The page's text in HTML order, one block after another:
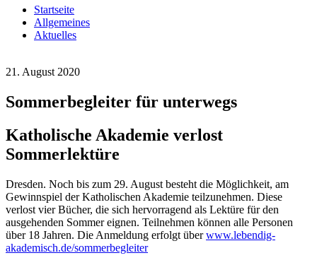
Startseite
Allgemeines
Aktuelles
21. August 2020
Sommerbegleiter für unterwegs
Katholische Akademie verlost
Sommerlektüre
Dresden. Noch bis zum 29. August besteht die Möglichkeit, am
Gewinnspiel der Katholischen Akademie teilzunehmen. Diese
verlost vier Bücher, die sich hervorragend als Lektüre für den
ausgehenden Sommer eignen. Teilnehmen können alle Personen
über 18 Jahren. Die Anmeldung erfolgt überwww.lebendig-
akademisch.de/sommerbegleiter